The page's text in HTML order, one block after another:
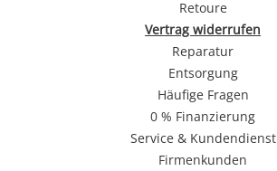
Retoure
Vertrag widerrufen
Reparatur
Entsorgung
Häufige Fragen
0 % Finanzierung
Service & Kundendienst
Firmenkunden